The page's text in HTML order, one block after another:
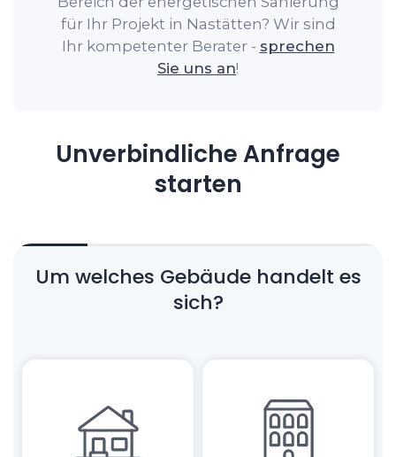
für Ihr Projekt in Nastätten? Wir sind
Ihr kompetenter Berater - sprechen
Sie uns an!
Unverbindliche Anfrage
starten